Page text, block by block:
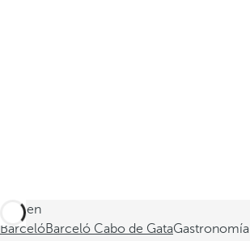
Está en
BarcelóBarceló Cabo de GataGastronomía